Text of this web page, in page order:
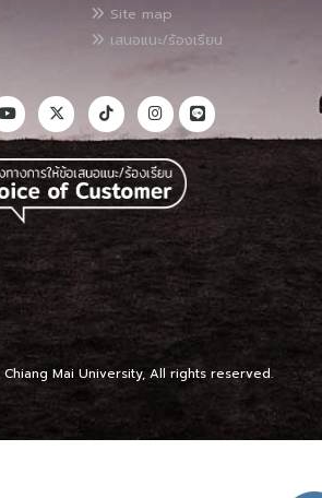
Site map
เสนอแนะ/ร้องเรียน
Mai University, All rights reserved.